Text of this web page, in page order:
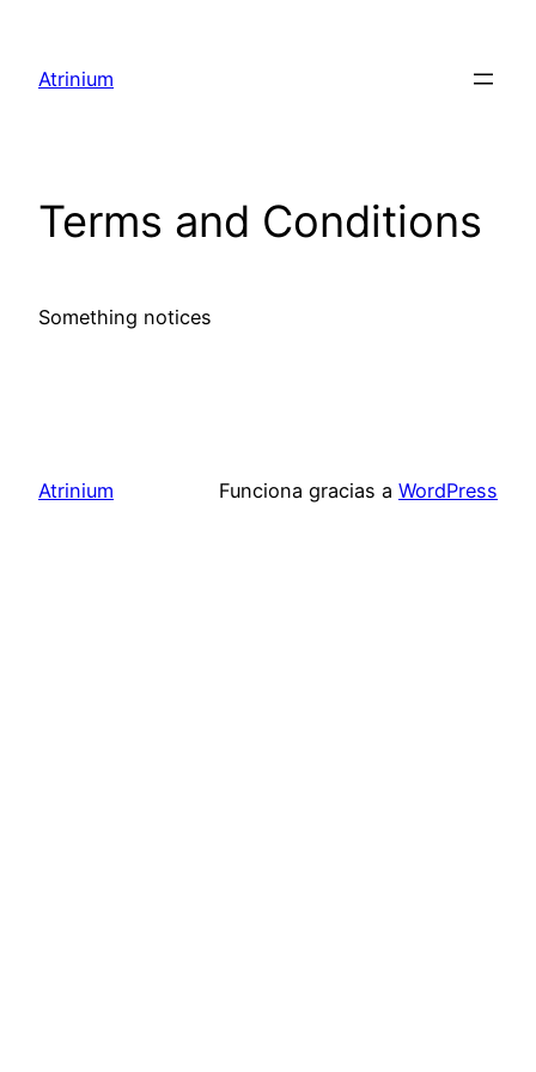
contenido
Atrinium
Terms and Conditions
Something notices
Atrinium Funciona gracias a WordPress